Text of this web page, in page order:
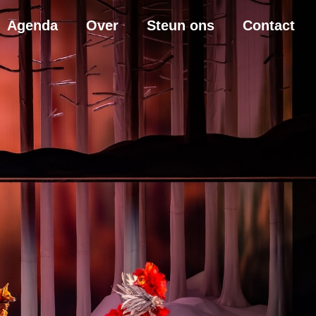
Agenda Over Steun ons Contact